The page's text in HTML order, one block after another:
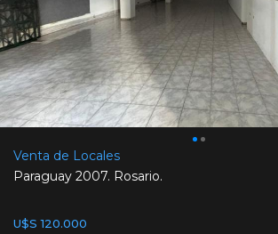
Venta de Locales
Paraguay 2007. Rosario.
U$S 120.000